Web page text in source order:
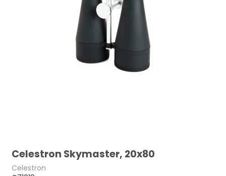
Celestron Skymaster, 20x80
Celestron